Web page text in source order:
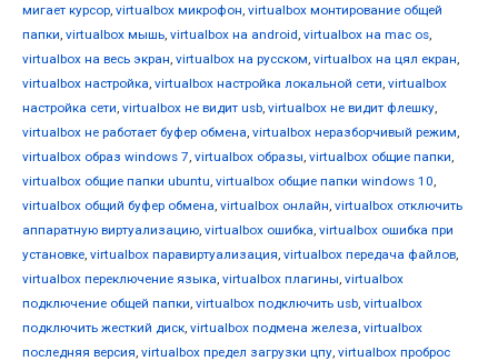
мигает курсор, virtualbox микрофон, virtualbox монтирование общей
папки, virtualbox мышь, virtualbox на android, virtualbox на mac os,
virtualbox на весь экран, virtualbox на русском, virtualbox на цял екран,
virtualbox настройка, virtualbox настройка локальной сети, virtualbox
настройка сети, virtualbox не видит usb, virtualbox не видит флешку,
virtualbox не работает буфер обмена, virtualbox неразборчивый режим,
virtualbox образ windows 7, virtualbox образы, virtualbox общие папки,
virtualbox общие папки ubuntu, virtualbox общие папки windows 10,
virtualbox общий буфер обмена, virtualbox онлайн, virtualbox отключить
аппаратную виртуализацию, virtualbox ошибка, virtualbox ошибка при
установке, virtualbox паравиртуализация, virtualbox передача файлов,
virtualbox переключение языка, virtualbox плагины, virtualbox
подключение общей папки, virtualbox подключить usb, virtualbox
подключить жесткий диск, virtualbox подмена железа, virtualbox
последняя версия, virtualbox предел загрузки цпу, virtualbox проброс